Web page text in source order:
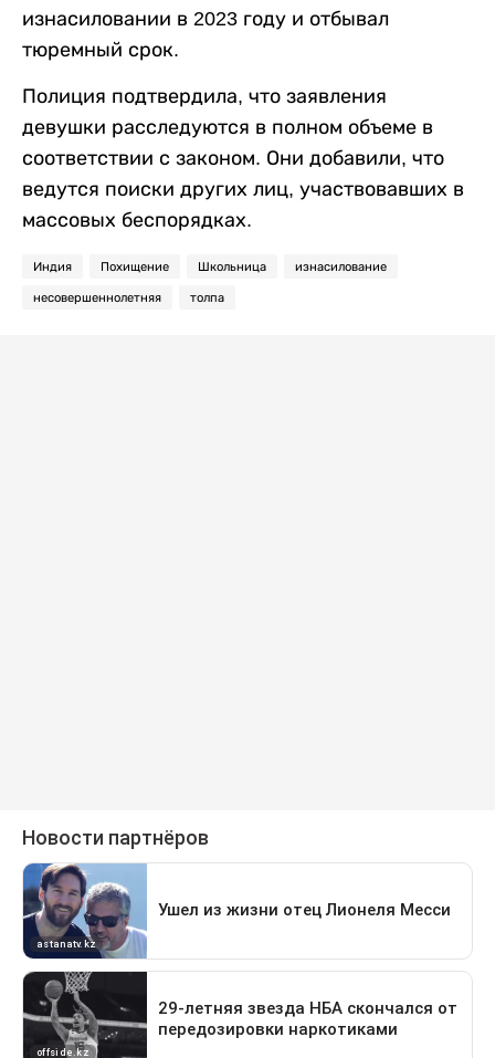
изнасиловании в 2023 году и отбывал
тюремный срок.
Полиция подтвердила, что заявления
девушки расследуются в полном объеме в
соответствии с законом. Они добавили, что
ведутся поиски других лиц, участвовавших в
массовых беспорядках.
Индия Похищение Школьница изнасилование
несовершеннолетняя толпа